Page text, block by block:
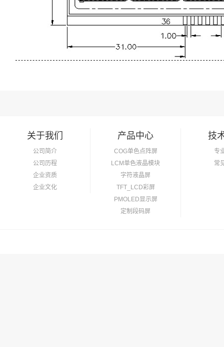
关于我们
公司简介
公司历程
企业资质
企业文化
产品中心
COG单色点阵屏
LCM单色液晶模块
字符液晶屏
TFT_LCD彩屏
PMOLED显示屏
定制段码屏
技
专
常